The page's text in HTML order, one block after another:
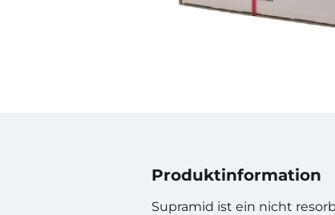
Produktinformation
Supramid ist ein nicht